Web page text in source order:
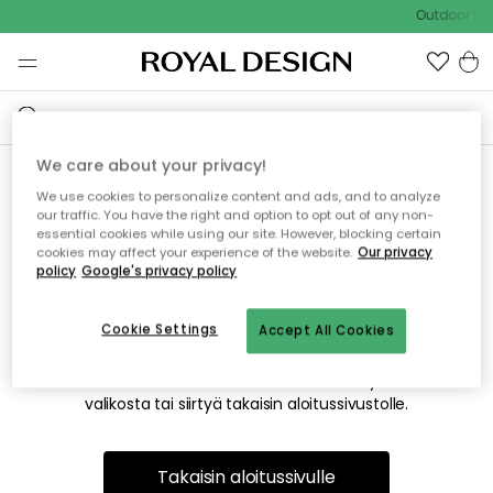
Outdoor
Emme valitettavasti löydä
etsimääsi sivua
Tämä voi johtua siitä, että sivua ei enää ole tai siitä, että se
on siirretty muualle. Pahoittelemme tästä mahdollisesti
valikosta tai siirtyä takaisin aloitussivustolle.
Takaisin aloitussivulle
We care about your privacy!
We use cookies to personalize content and ads, and to analyze
our traffic. You have the right and option to opt out of any non-
essential cookies while using our site. However, blocking certain
cookies may affect your experience of the website. Our privacy
policy Google's privacy policy
Accept All Cookies
Cookie Settings